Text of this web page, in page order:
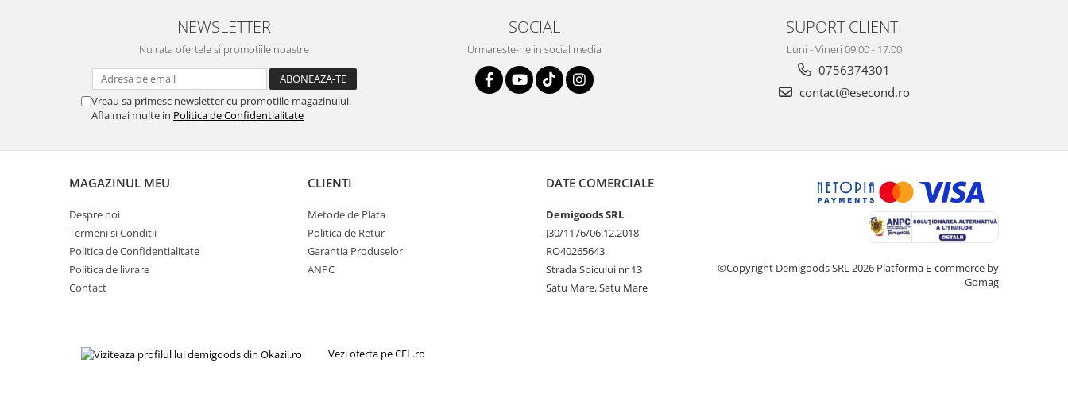
Gaming, Carti & Birotica
Birotica & Papetarie
Console, Jocuri & Accesorii
Ingrijire personala & Cosmetice
Aparate & Accesorii ingrijire
Aparate cosmetice
Articole Sanatate si Wellness
Consumabile sanitare
Cosmetice si produse ingrijire
Camera copilului
NEWSLETTER
Nu rata ofertele si promotiile noastre
Vreau sa primesc newsletter cu promotiile magazinului.
Afla mai multe in Politica de Confidentialitate
SOCIAL
Urmareste-ne in social media
SUPORT CLIENTI
Luni - Vineri 09:00 - 17:00
0756374301
contact@esecond.ro
MAGAZINUL MEU
Despre noi
Termeni si Conditii
Politica de Confidentialitate
Politica de livrare
Contact
CLIENTI
Metode de Plata
Politica de Retur
Garantia Produselor
ANPC
DATE COMERCIALE
Demigoods SRL
J30/1176/06.12.2018
RO40265643
Strada Spicului nr 13
Satu Mare, Satu Mare
©Copyright Demigoods SRL 2026 Platforma E-commerce by
Gomag
Vezi oferta pe CEL.ro